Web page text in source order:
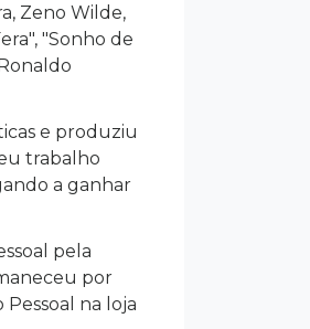
Zeno Wilde,
"Sonho de
e produziu
trabalho
a ganhar
pela
por
na loja